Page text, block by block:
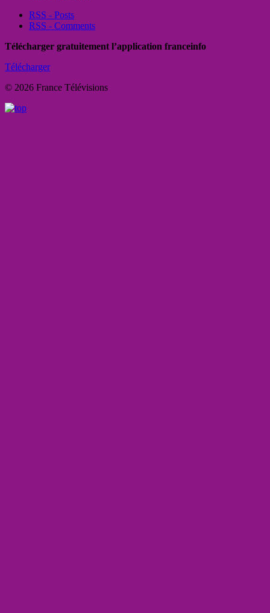
RSS - Posts
RSS - Comments
Télécharger gratuitement l’application franceinfo
Télécharger
© 2026 France Télévisions